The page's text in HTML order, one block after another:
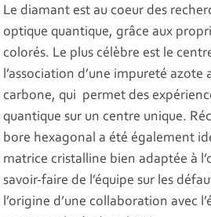
Le diamant est au coeur des
optique quantique, grâce aux
colorés. Le plus célèbre est le
l’association d’une impureté azote
carbone, qui permet des
quantique sur un centre unique.
bore hexagonal a été également
matrice cristalline bien adaptée à
savoir-faire de l’équipe sur les
l’origine d’une collaboration avec